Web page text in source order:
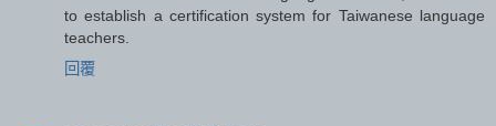
to establish a certification system for Taiwanese language
teachers.
回覆